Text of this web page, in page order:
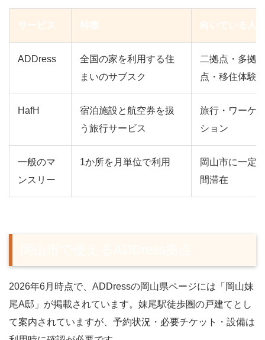
サービス 特徴 向いている人
ADDress
全国の家を利用する住
まいのサブスク
二拠点・多拠
点・移住体験
HafH
宿泊施設と航空券を扱
う旅行サービス
旅行・ワーケ
ション
一般のマ
ンスリー
1か所を月単位で利用
岡山市に一定
間滞在
2026年6月時点で、ADDressの岡山県ページには「岡山妹
尾A邸」が掲載されています。妹尾駅徒歩圏の戸建てとし
て案内されていますが、予約状況・必要チケット・設備は